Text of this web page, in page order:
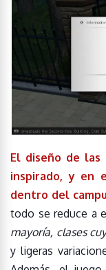
El diseño de las
inspirado, y en
dentro del
todo se reduce a
mayoría, clases
y ligeras